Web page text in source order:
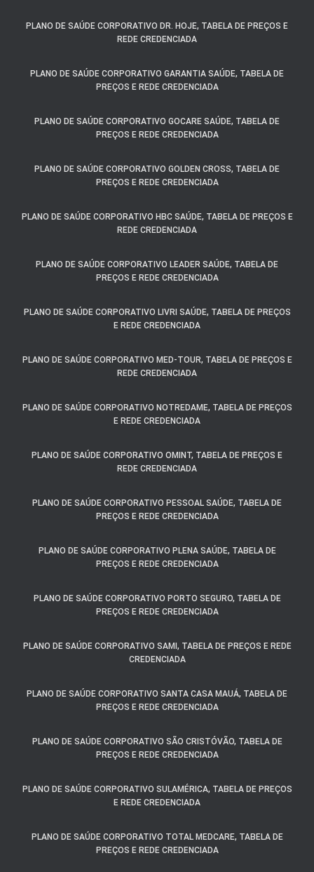
PLANO DE SAÚDE CORPORATIVO DR. HOJE, TABELA DE PREÇOS E
REDE CREDENCIADA
PLANO DE SAÚDE CORPORATIVO GARANTIA SAÚDE, TABELA DE
PREÇOS E REDE CREDENCIADA
PLANO DE SAÚDE CORPORATIVO GOCARE SAÚDE, TABELA DE
PREÇOS E REDE CREDENCIADA
PLANO DE SAÚDE CORPORATIVO GOLDEN CROSS, TABELA DE
PREÇOS E REDE CREDENCIADA
PLANO DE SAÚDE CORPORATIVO HBC SAÚDE, TABELA DE PREÇOS E
REDE CREDENCIADA
PLANO DE SAÚDE CORPORATIVO LEADER SAÚDE, TABELA DE
PREÇOS E REDE CREDENCIADA
PLANO DE SAÚDE CORPORATIVO LIVRI SAÚDE, TABELA DE PREÇOS
E REDE CREDENCIADA
PLANO DE SAÚDE CORPORATIVO MED-TOUR, TABELA DE PREÇOS E
REDE CREDENCIADA
PLANO DE SAÚDE CORPORATIVO NOTREDAME, TABELA DE PREÇOS
E REDE CREDENCIADA
PLANO DE SAÚDE CORPORATIVO OMINT, TABELA DE PREÇOS E
REDE CREDENCIADA
PLANO DE SAÚDE CORPORATIVO PESSOAL SAÚDE, TABELA DE
PREÇOS E REDE CREDENCIADA
PLANO DE SAÚDE CORPORATIVO PLENA SAÚDE, TABELA DE
PREÇOS E REDE CREDENCIADA
PLANO DE SAÚDE CORPORATIVO PORTO SEGURO, TABELA DE
PREÇOS E REDE CREDENCIADA
PLANO DE SAÚDE CORPORATIVO SAMI, TABELA DE PREÇOS E REDE
CREDENCIADA
PLANO DE SAÚDE CORPORATIVO SANTA CASA MAUÁ, TABELA DE
PREÇOS E REDE CREDENCIADA
PLANO DE SAÚDE CORPORATIVO SÃO CRISTÓVÃO, TABELA DE
PREÇOS E REDE CREDENCIADA
PLANO DE SAÚDE CORPORATIVO SULAMÉRICA, TABELA DE PREÇOS
E REDE CREDENCIADA
PLANO DE SAÚDE CORPORATIVO TOTAL MEDCARE, TABELA DE
PREÇOS E REDE CREDENCIADA